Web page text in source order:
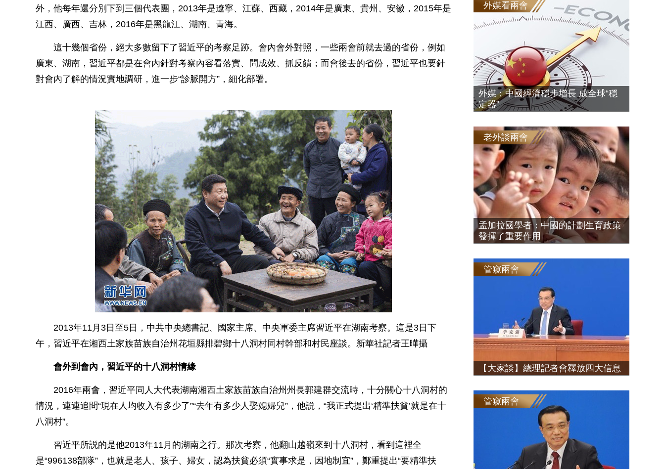
外，他每年還分別下到三個代表團，2013年是遼寧、江蘇、西藏，2014年是廣東、貴州、安徽，2015年是
江西、廣西、吉林，2016年是黑龍江、湖南、青海。
這十幾個省份，絕大多數留下了習近平的考察足跡。會內會外對照，一些兩會前就去過的省份，例如
廣東、湖南，習近平都是在會內針對考察內容看落實、問成效、抓反饋；而會後去的省份，習近平也要針
對會內了解的情況實地調研，進一步“診脈開方”，細化部署。
2013年11月3日至5日，中共中央總書記、國家主席、中央軍委主席習近平在湖南考察。這是3日下
午，習近平在湘西土家族苗族自治州花垣縣排碧鄉十八洞村同村幹部和村民座談。新華社記者王曄攝
會外到會內，習近平的十八洞村情緣
2016年兩會，習近平同人大代表湖南湘西土家族苗族自治州州長郭建群交流時，十分關心十八洞村的
情況，連連追問“現在人均收入有多少了”“去年有多少人娶媳婦兒”，他説，“我正式提出‘精準扶貧’就是在十
八洞村”。
習近平所説的是他2013年11月的湖南之行。那次考察，他翻山越嶺來到十八洞村，看到這裡全
是“996138部隊”，也就是老人、孩子、婦女，認為扶貧必須“實事求是，因地制宜”，鄭重提出“要精準扶
外媒看兩會
外媒：中國經濟穩步增長 成全球“穩
定器”
老外談兩會
孟加拉國學者：中國的計劃生育政策
發揮了重要作用
管窺兩會
【大家談】總理記者會釋放四大信息
管窺兩會